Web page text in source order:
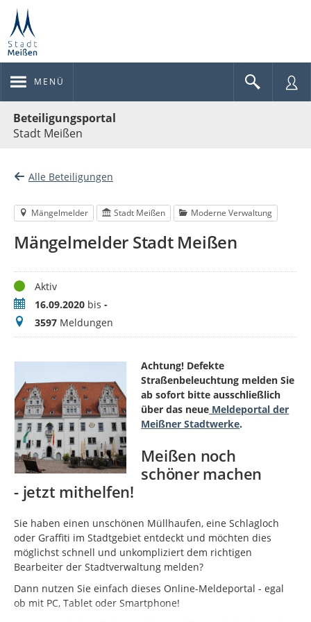
MENÜ
Beteiligungsportal
Stadt Meißen
Alle Beteiligungen
Mängelmelder Stadt Meißen Moderne Verwaltung
Mängelmelder Stadt Meißen
StatusAktiv
Zeitraum16.09.2020 bis -
Meldungen
3597 Meldungen
Achtung! Defekte
Straßenbeleuchtung melden Sie
ab sofort bitte ausschließlich
über das neue Meldeportal der
Meißner Stadtwerke.
Meißen noch
schöner machen
- jetzt mithelfen!
Sie haben einen unschönen Müllhaufen, eine Schlagloch
oder Graffiti im Stadtgebiet entdeckt und möchten dies
möglichst schnell und unkompliziert dem richtigen
Bearbeiter der Stadtverwaltung melden?
Dann nutzen Sie einfach dieses Online-Meldeportal - egal
ob mit PC, Tablet oder Smartphone!